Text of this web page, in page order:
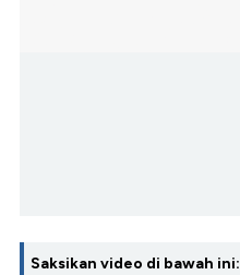
Saksikan video di bawah ini: